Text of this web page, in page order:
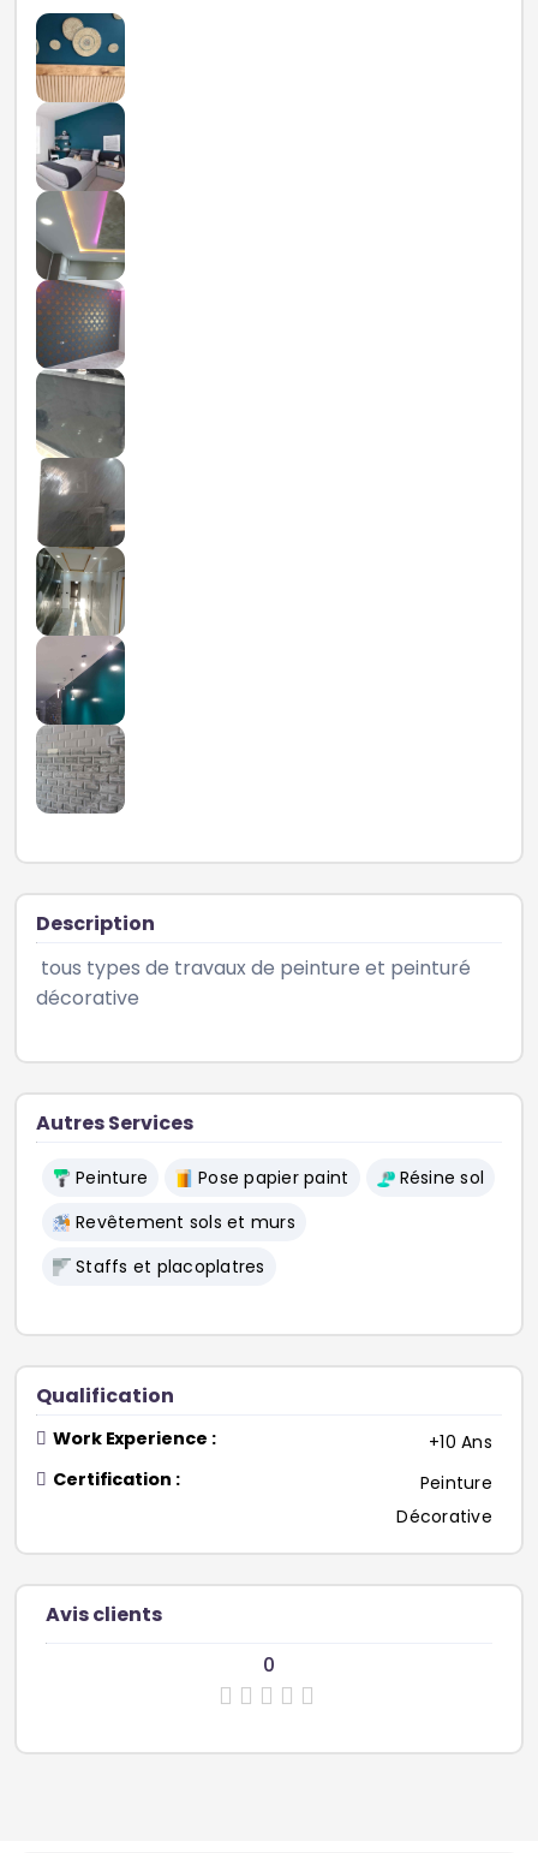
Description
décorative
Autres Services
Peinture Pose papier paint
Résine sol
Revêtement sols et murs
Staffs et placoplatres
Qualification
Work Experience :
+10 Ans
Certification :
Peinture
Décorative
Avis clients
0